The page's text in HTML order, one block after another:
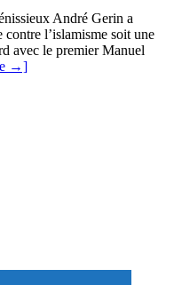
André Gerin a
l’islamisme soit une
avec le premier Manuel
→]